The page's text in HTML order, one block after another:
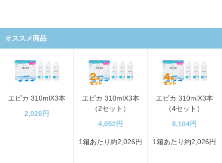
オススメ商品
エピカ 310mlX3本
2,026円
エピカ 310mlX3本
（2セット）
4,052円
1箱あたり約2,026円
エピカ 310mlX3本
（4セット）
8,104円
1箱あたり約2,026円